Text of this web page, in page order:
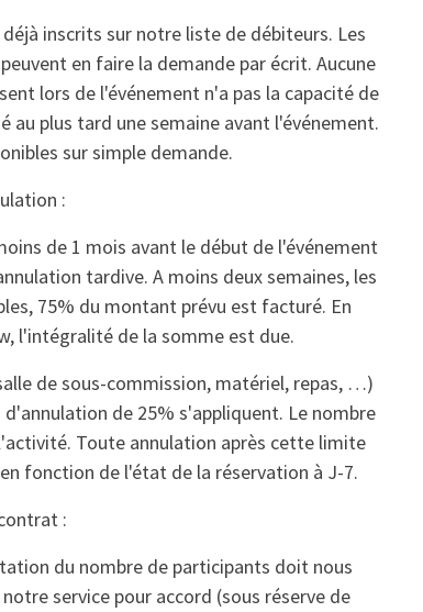
inscrits sur notre liste de débiteurs. Les
en faire la demande par écrit. Aucune
lors de l'événement n'a pas la capacité de
plus tard une semaine avant l'événement.
sur simple demande.
:
de 1 mois avant le début de l'événement
tardive. A moins deux semaines, les
75% du montant prévu est facturé. En
l'intégralité de la somme est due.
de sous-commission, matériel, repas, …)
de 25% s'appliquent. Le nombre
Toute annulation après cette limite
fonction de l'état de la réservation à J-7.
:
du nombre de participants doit nous
service pour accord (sous réserve de